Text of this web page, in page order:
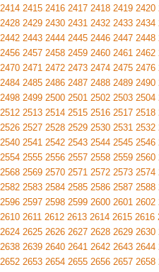
2414 2415 2416 2417 2418 2419 2420
2428 2429 2430 2431 2432 2433 2434
2442 2443 2444 2445 2446 2447 2448
2456 2457 2458 2459 2460 2461 2462
2470 2471 2472 2473 2474 2475 2476
2484 2485 2486 2487 2488 2489 2490
2498 2499 2500 2501 2502 2503 2504
2512 2513 2514 2515 2516 2517 2518
2526 2527 2528 2529 2530 2531 2532
2540 2541 2542 2543 2544 2545 2546
2554 2555 2556 2557 2558 2559 2560
2568 2569 2570 2571 2572 2573 2574
2582 2583 2584 2585 2586 2587 2588
2596 2597 2598 2599 2600 2601 2602
2610 2611 2612 2613 2614 2615 2616
2624 2625 2626 2627 2628 2629 2630
2638 2639 2640 2641 2642 2643 2644
2652 2653 2654 2655 2656 2657 2658